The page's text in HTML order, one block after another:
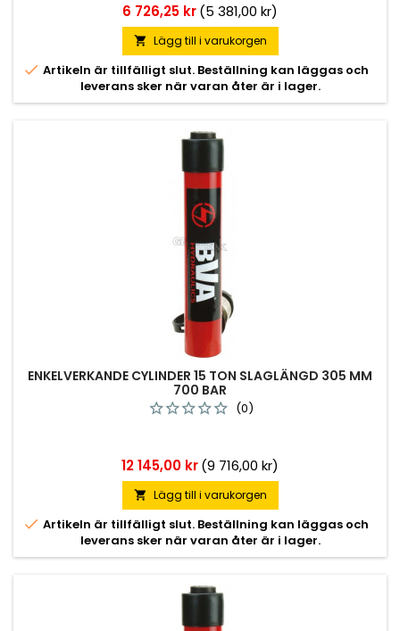
Pris
6 726,25 kr(5 381,00 kr)
 Lägg till i varukorgen
 Artikeln är tillfälligt slut. Beställning kan läggas och
leverans sker när varan åter är i lager.
ENKELVERKANDE CYLINDER 15 TON SLAGLÄNGD 305 MM
700 BAR
(0)
Pris
12 145,00 kr(9 716,00 kr)
 Lägg till i varukorgen
 Artikeln är tillfälligt slut. Beställning kan läggas och
leverans sker när varan åter är i lager.